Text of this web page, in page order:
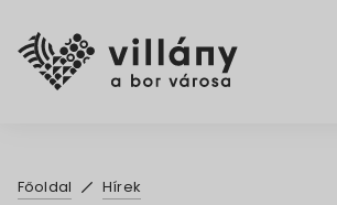
Főoldal Hírek